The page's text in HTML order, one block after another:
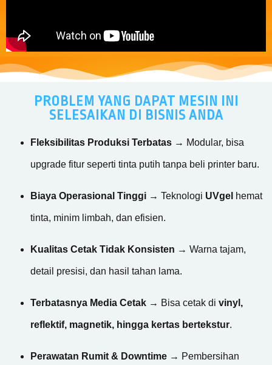
PROBLEM YANG DAPAT MESIN INI
SELESAIKAN DI BISNIS ANDA
Fleksibilitas Produksi Terbatas → Modular, bisa
upgrade fitur seperti tinta putih tanpa beli printer baru.
Biaya Operasional Tinggi → Teknologi UVgel hemat
tinta, minim limbah, dan efisien.
Kualitas Cetak Tidak Konsisten → Warna tajam,
detail presisi, dan hasil tahan lama.
Terbatasnya Media Cetak → Bisa cetak di vinyl,
reflektif, magnetik, hingga kertas bertekstur.
Perawatan Rumit & Downtime → Pembersihan